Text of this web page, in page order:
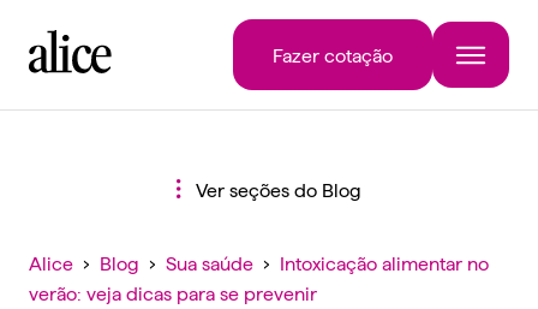
Fazer cotação
Ver seções do Blog
Alice › Blog › Sua saúde › Intoxicação alimentar no
verão: veja dicas para se prevenir